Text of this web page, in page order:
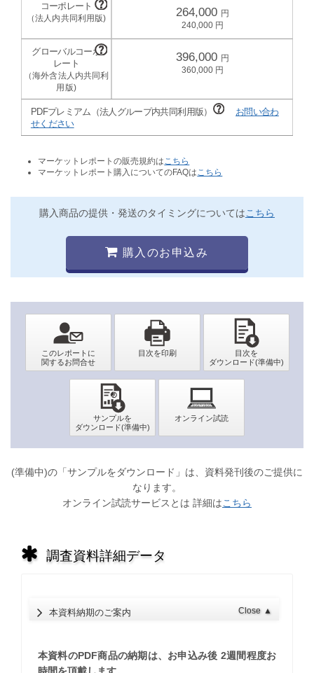
264,000
240,000
396,000
360,000
PDFプレミアム（法人グループ内共同利用版）
お問い合わ
せください
マーケットレポートの販売規約は こちら
マーケットレポート購入についてのFAQは こちら
購入商品の提供・発送のタイミングについてはこちら
購入のお申込み
(準備中)の「サンプルをダウンロード」は、資料発刊後のご提供に
なります。
オンライン試読サービスとは 詳細はこちら
調査資料詳細データ
本資料納期のご案内 Close ▲
本資料のPDF商品の納期は、お申込み後 2週間程度お